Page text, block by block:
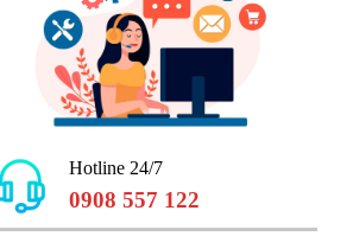
Hotline 24/7
0908 557 122